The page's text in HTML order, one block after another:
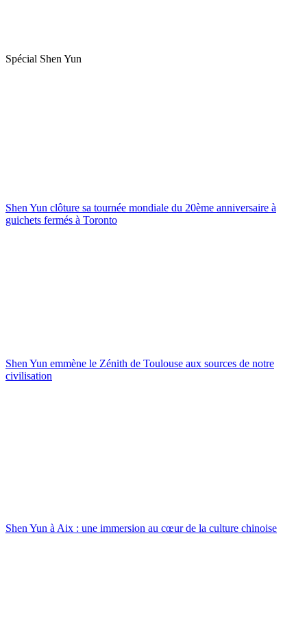
Spécial Shen Yun
Shen Yun clôture sa tournée mondiale du 20ème anniversaire à
guichets fermés à Toronto
Shen Yun emmène le Zénith de Toulouse aux sources de notre
civilisation
Shen Yun à Aix : une immersion au cœur de la culture chinoise